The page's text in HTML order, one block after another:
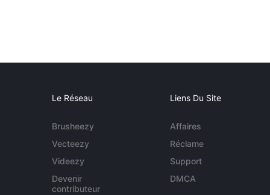
Le Réseau
Brusheezy
Vecteezy
Videezy
Devenir
contributeur
Liens Du Site
Affaires
Réclame
Support
DMCA